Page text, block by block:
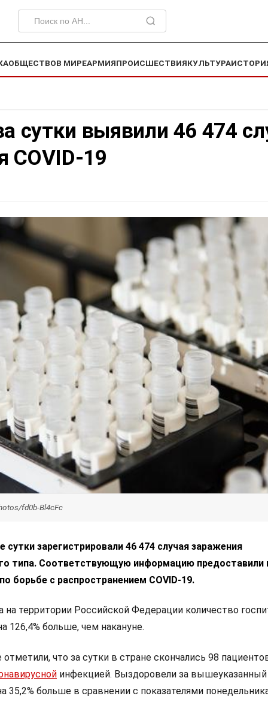
ОБЩЕСТВОВ МИРЕАРМИЯПРОИСШЕСТВИЯКУЛЬТУРА
сутки выявили 46 474
COVID-19
fd0b-Bl4cFc
сутки зарегистрировали 46 474 случая заражения
типа. Соответствующую информацию предоставили
борьбе с распространением COVID-19.
территории Российской Федерации количество
126,4% больше, чем накануне.
что за сутки в стране скончались 98
инфекцией. Выздоровели за вышеуказанный
35,2% больше в сравнении с показателями